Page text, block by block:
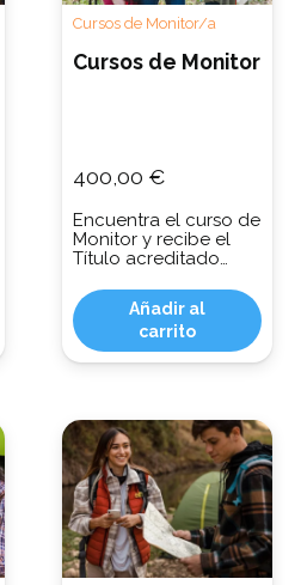
Cursos de Monitor/a
Cursos de Monitor
400,00 €
Encuentra el curso de
Monitor y recibe el
Título acreditado…
Añadir al
carrito